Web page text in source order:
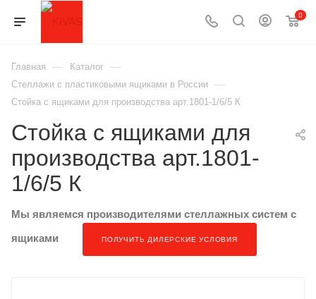
0
Главная — Каталог —
Стеллажи с пластиковыми ящиками в России —
Стойка с ящиками для производства арт.1801-1/6/5 К
Стойка с ящиками для
производства арт.1801-
1/6/5 К
Мы являемся производителями стеллажных систем с
ящиками ПОЛУЧИТЬ ДИЛЕРСКИЕ УСЛОВИЯ